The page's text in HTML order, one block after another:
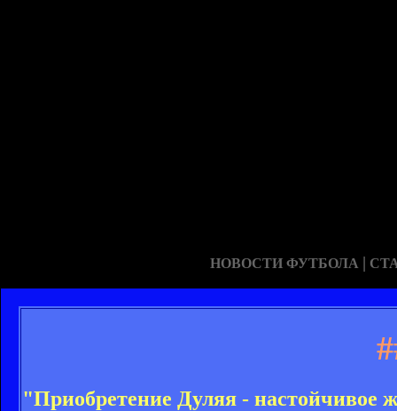
НОВОСТИ ФУТБОЛА |
"Приобретение Дуляя - настойчивое